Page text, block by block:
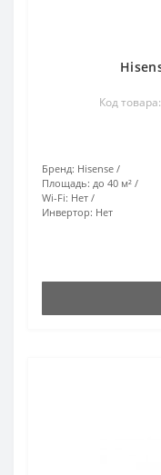
Код
Бренд: Hisense
Площадь: до 40 м²
Wi-Fi: Нет
Инвертор: Нет